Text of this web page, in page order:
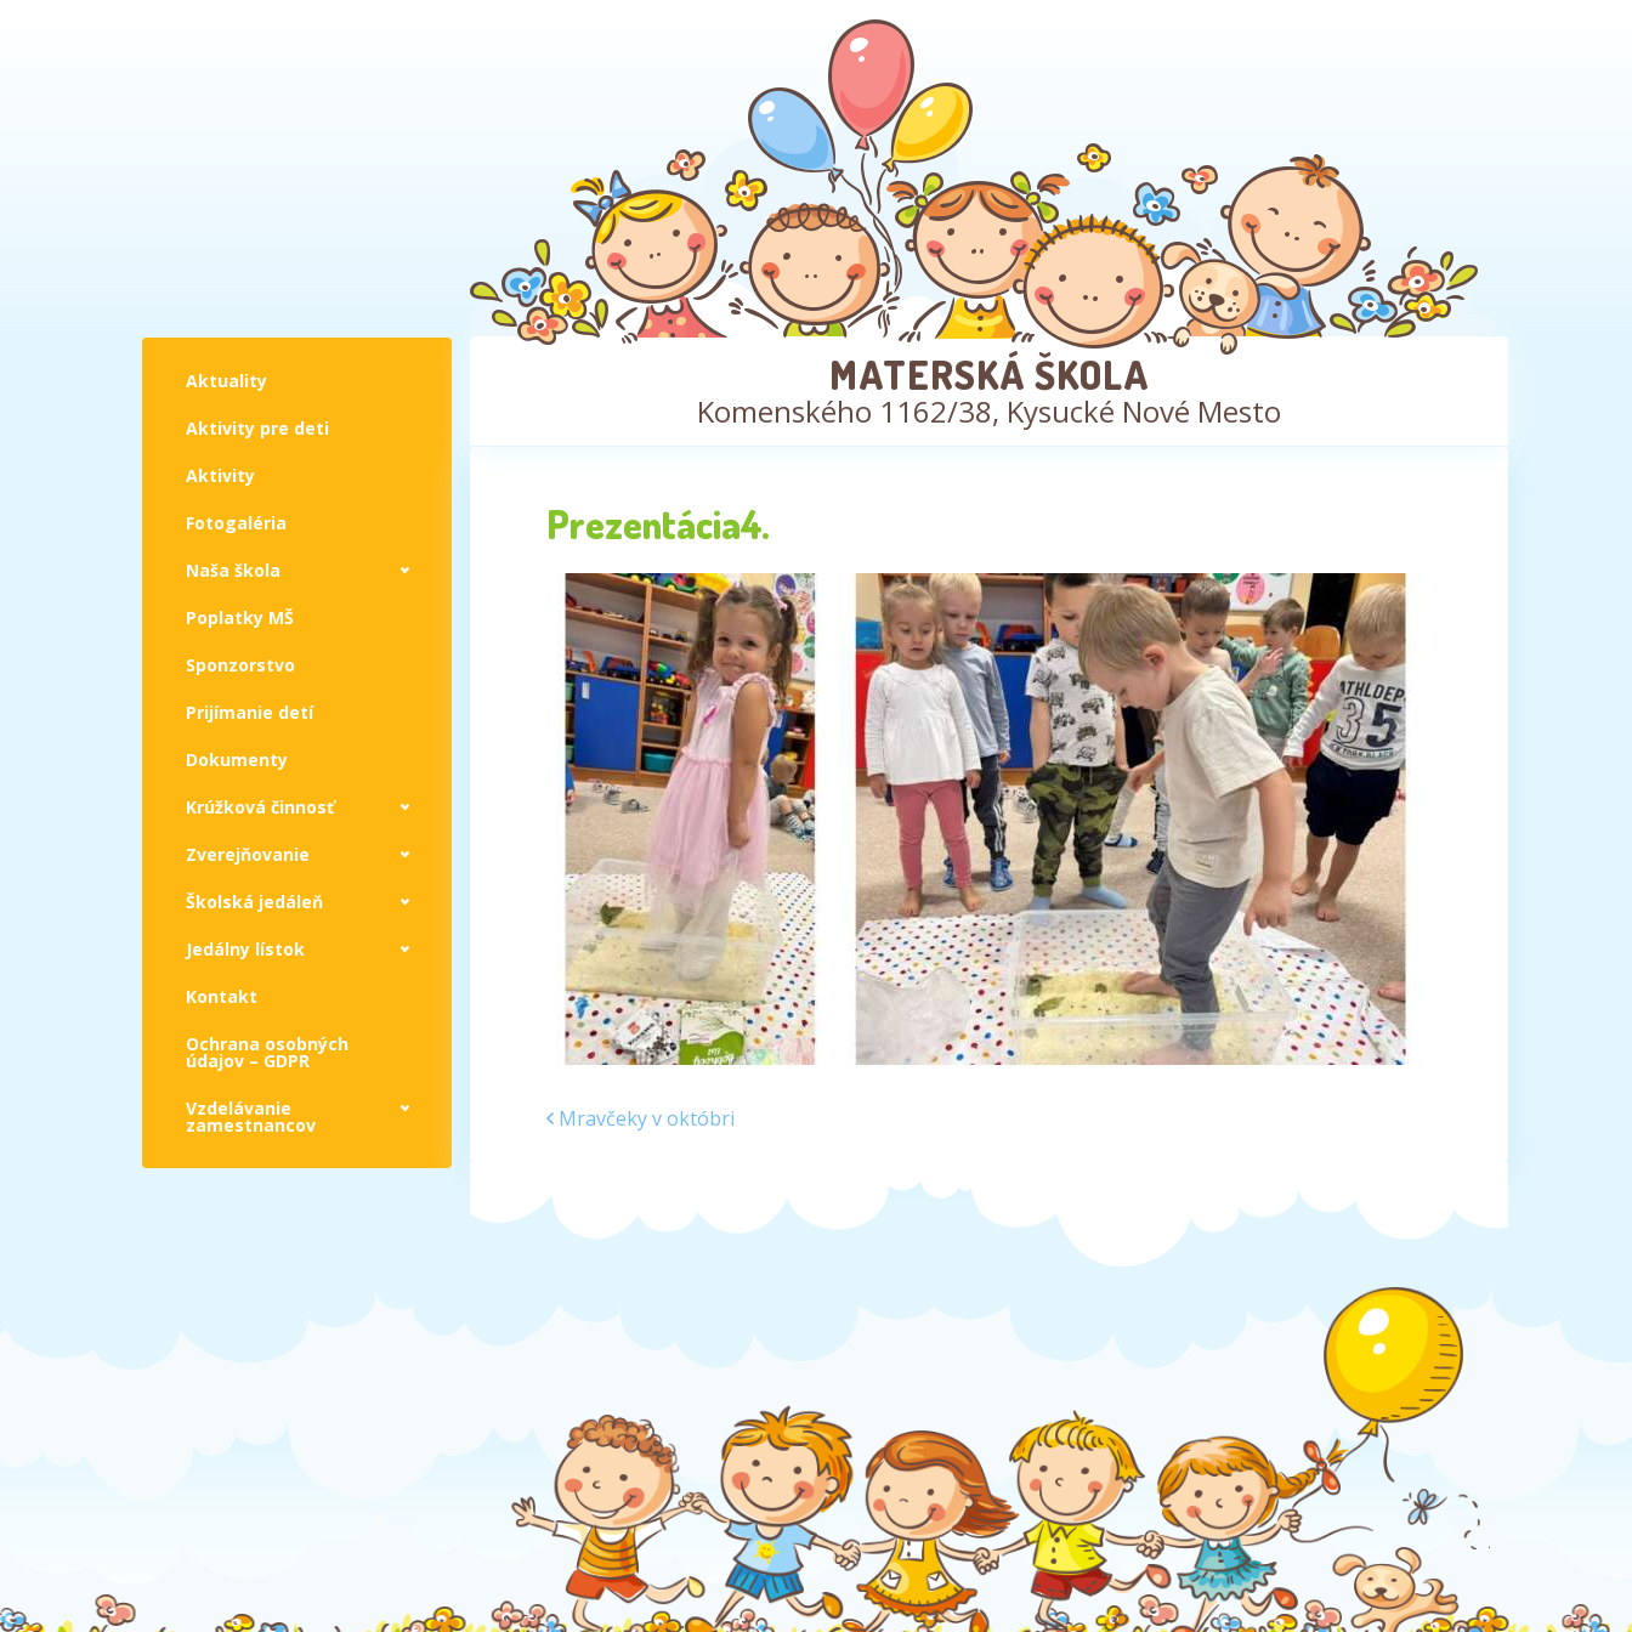
Aktuality
Aktivity pre deti
Aktivity
Fotogaléria
Naša škola
Poplatky MŠ
Sponzorstvo
Prijímanie detí
Dokumenty
Krúžková činnosť
Zverejňovanie
Školská jedáleň
Jedálny lístok
Kontakt
Ochrana osobných
údajov – GDPR
Vzdelávanie
zamestnancov
MATERSKÁ ŠKOLA
Komenského 1162/38, Kysucké Nové Mesto
Prezentácia4.
Mravčeky v októbri